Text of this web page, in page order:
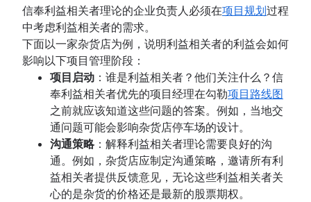
信奉利益相关者理论的企业负责人必须在项目规划过程
中考虑利益相关者的需求。
下面以一家杂货店为例，说明利益相关者的利益会如何
影响以下项目管理阶段：
项目启动 ：谁是利益相关者？他们关注什么？信
奉利益相关者优先的项目经理在勾勒项目路线图
之前就应该知道这些问题的答案。例如，当地交
通问题可能会影响杂货店停车场的设计。
沟通策略：解释利益相关者理论需要良好的沟
通。例如，杂货店应制定沟通策略，邀请所有利
益相关者提供反馈意见，无论这些利益相关者关
心的是杂货的价格还是最新的股票期权。